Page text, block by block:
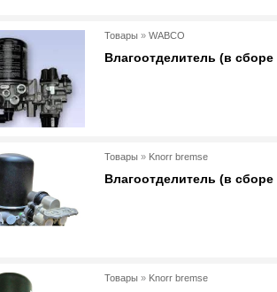
Товары » WABCO
Влагоотделитель (в
Товары » Knorr bremse
Влагоотделитель (в
Товары » Knorr bremse